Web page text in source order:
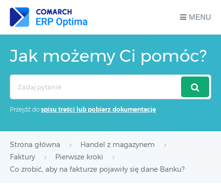
MENU
Jak możemy Ci pomóc?
Przejdź do spisu treści lub pobierz dokumentację
Strona główna
Handel z magazynem
Faktury
Pierwsze kroki
Co zrobić, aby na fakturze pojawiły się dane Banku?